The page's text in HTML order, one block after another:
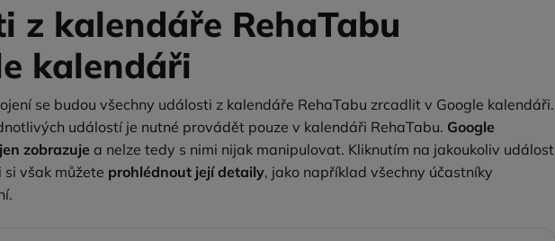
z kalendáře RehaTabu
kalendáři
se budou všechny události z kalendáře RehaTabu zrcadlit v Google kalendáři.
událostí je nutné provádět pouze v kalendáři RehaTabu. Google
zobrazuje a nelze tedy s nimi nijak manipulovat. Kliknutím na jakoukoliv událost
však můžete prohlédnout její detaily, jako například všechny účastníky